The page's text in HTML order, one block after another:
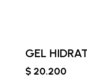
GEL
$ 20.200